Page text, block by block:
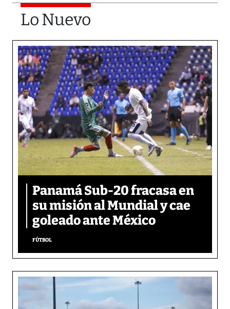
Lo Nuevo
Panamá Sub-20 fracasa en
su misión al Mundial y cae
goleado ante México
FÚTBOL